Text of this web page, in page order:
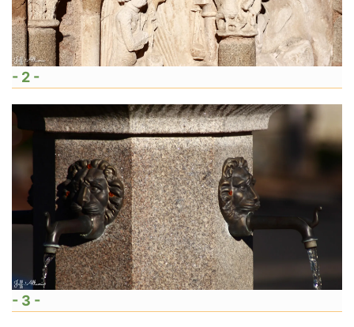
- 2 -
- 3 -